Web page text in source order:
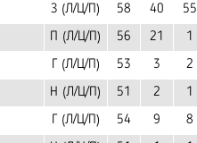
З (Л/Ц/П) 58 40 55
П (Л/Ц/П) 56 21 1
Г (Л/Ц/П) 53 3 2
Н (Л/Ц/П) 51 2 1
Г (Л/Ц/П) 54 9 8